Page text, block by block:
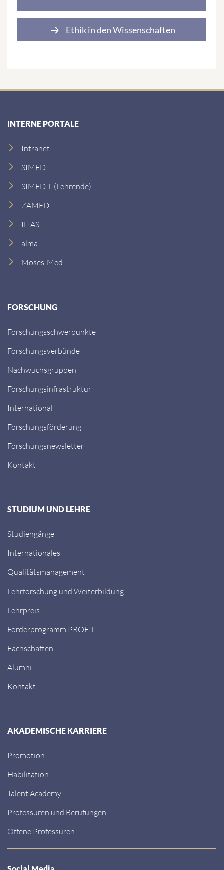
Ethik in den Wissenschaften
INTERNE PORTALE
Intranet
SIMED
SIMED-L (Lehrende)
ZAMED
ILIAS
alma
Moses-Med
FORSCHUNG
Forschungsschwerpunkte
Forschungsverbünde
Nachwuchsgruppen
Forschungsinfrastruktur
International
Forschungsförderung
Forschungsnewsletter
Kontakt
STUDIUM UND LEHRE
Studiengänge
Internationales
Qualitätsmanagement
Lehrforschung und Weiterbildung
Lehrpreis
Förderprogramm PROFIL
Fachschaften
Alumni
Kontakt
AKADEMISCHE KARRIERE
Promotion
Habilitation
Talent Academy
Professuren und Berufungen
Offene Professuren